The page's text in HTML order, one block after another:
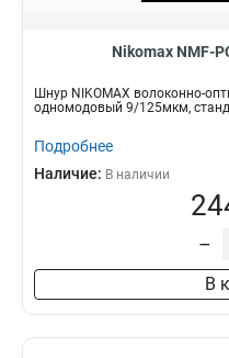
Nikomax NMF-
Шнур NIKOMAX волоконно-
одномодовый 9/125мкм,
Подробнее
Наличие: В наличии
–
В